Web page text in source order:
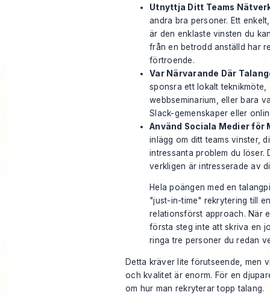
Utnyttja Ditt Teams
andra bra personer. Ett
är den enklaste vinsten du
från en betrodd anställd har
förtroende.
Var Närvarande Där
sponsra ett lokalt
webbseminarium, eller bara
Slack-gemenskaper eller
Använd Sociala Medier för
inlägg om ditt teams vinster,
intressanta problem du löser.
verkligen är intresserade av
Hela poängen med en
"just-in-time" rekrytering till
relationsförst approach. När
första steg inte att skriva en
ringa tre personer du redan
Detta kräver lite förutseende, men
och kvalitet är enorm. För en
om hur man rekryterar topp talang.